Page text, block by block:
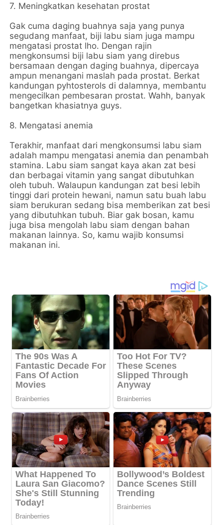
7. Meningkatkan kesehatan prostat
Gak cuma daging buahnya saja yang punya
segudang manfaat, biji labu siam juga mampu
mengatasi prostat lho. Dengan rajin
mengkonsumsi biji labu siam yang direbus
bersamaan dengan daging buahnya, dipercaya
ampun menangani maslah pada prostat. Berkat
kandungan pyhtosterols di dalamnya, membantu
mengecilkan pembesaran prostat.⁣ Wahh, banyak
bangetkan khasiatnya guys.
8. Mengatasi anemia
Terakhir, manfaat dari mengkonsumsi labu siam
adalah mampu mengatasi anemia dan penambah
stamina. Labu siam sangat kaya akan zat besi
dan berbagai vitamin yang sangat dibutuhkan
oleh tubuh. Walaupun kandungan zat besi lebih
tinggi dari protein hewani, namun satu buah labu
siam berukuran sedang bisa memberikan zat besi
yang dibutuhkan tubuh. Biar gak bosan, kamu
juga bisa mengolah labu siam dengan bahan
makanan lainnya. So, kamu wajib konsumsi
makanan ini.